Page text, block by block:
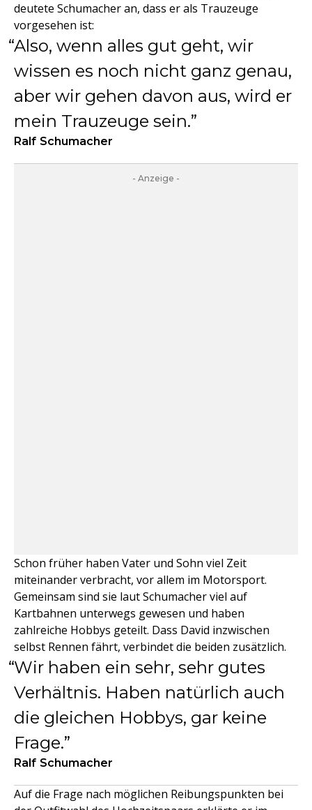
deutete Schumacher an, dass er als Trauzeuge
vorgesehen ist:
Also, wenn alles gut geht, wir
wissen es noch nicht ganz genau,
aber wir gehen davon aus, wird er
mein Trauzeuge sein.
Ralf Schumacher
- Anzeige -
Schon früher haben Vater und Sohn viel Zeit
miteinander verbracht, vor allem im Motorsport.
Gemeinsam sind sie laut Schumacher viel auf
Kartbahnen unterwegs gewesen und haben
zahlreiche Hobbys geteilt. Dass David inzwischen
selbst Rennen fährt, verbindet die beiden zusätzlich.
Wir haben ein sehr, sehr gutes
Verhältnis. Haben natürlich auch
die gleichen Hobbys, gar keine
Frage.
Ralf Schumacher
Auf die Frage nach möglichen Reibungspunkten bei